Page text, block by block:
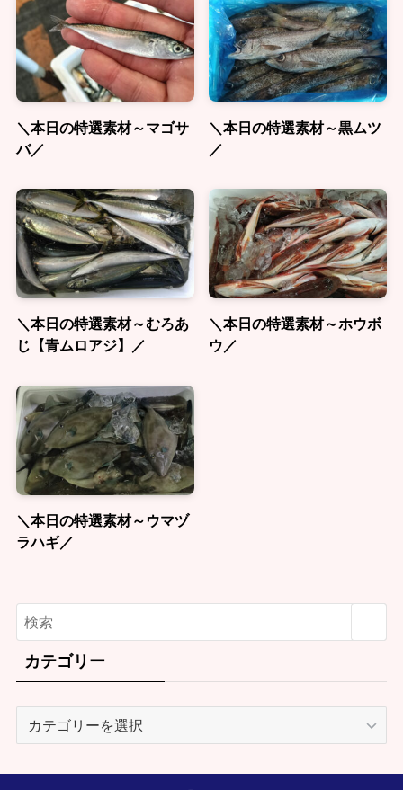
＼本日の特選素材～マゴサ
バ／
＼本日の特選素材～黒ムツ
／
＼本日の特選素材～むろあ
じ【青ムロアジ】／
＼本日の特選素材～ホウボ
ウ／
＼本日の特選素材～ウマヅ
ラハギ／
カテゴリー